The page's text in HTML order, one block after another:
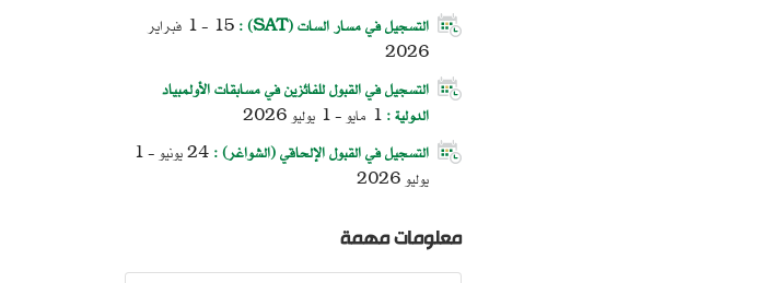
التسجيل في مسار السات (SAT) :
1 - 15 فبراير
2026
التسجيل في القبول للفائزين في مسابقات الأولمبياد
الدولية : 1 مايو - 1 يوليو 2026
التسجيل في القبول الإلحاقي (الشواغر) :
24 يونيو - 1
يوليو 2026
معلومات مهمة